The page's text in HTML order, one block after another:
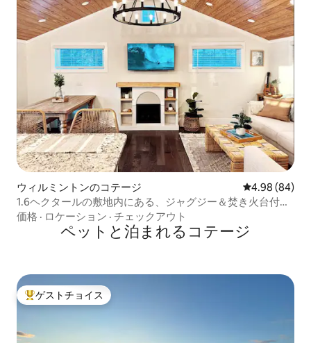
ウィルミントンのコテージ レビュー84件
4.98 (84)
1.6ヘクタールの敷地内にある、ジャグジー＆焚き火台付き
の隠れたプライベートな宝石
価格 · ロケーション · チェックアウト
ペットと泊まれるコテージ
大好評のゲストチョイスです。
ゲストチョイス